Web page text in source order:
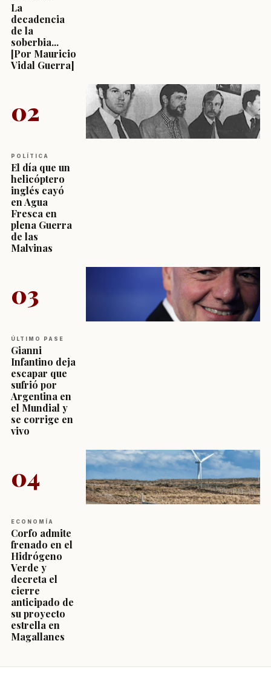
La
decadencia
de la
soberbia...
[Por Mauricio
Vidal Guerra]
02
POLÍTICA
El día que un
helicóptero
inglés cayó
en Agua
Fresca en
plena Guerra
de las
Malvinas
03
ÚLTIMO PASE
Gianni
Infantino deja
escapar que
sufrió por
Argentina en
el Mundial y
se corrige en
vivo
04
ECONOMÍA
Corfo admite
frenado en el
Hidrógeno
Verde y
decreta el
cierre
anticipado de
su proyecto
estrella en
Magallanes